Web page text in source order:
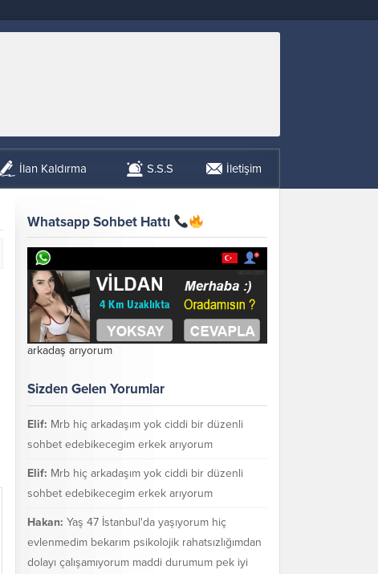
İlan Kaldırma S.S.S İletişim
Whatsapp Sohbet Hattı
arkadaş arıyorum
Sizden Gelen Yorumlar
Elif: Mrb hiç arkadaşım yok ciddi bir düzenli
sohbet edebikecegim erkek arıyorum
Elif: Mrb hiç arkadaşım yok ciddi bir düzenli
sohbet edebikecegim erkek arıyorum
Hakan: Yaş 47 İstanbul'da yaşıyorum hiç
evlenmedim bekarım psikolojik rahatsızlığımdan
dolayı çalışamıyorum maddi durumum pek iyi